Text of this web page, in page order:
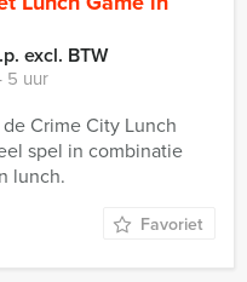
excl. BTW
5 uur
Crime City Lunch
spel in combinatie
lunch.
Favoriet